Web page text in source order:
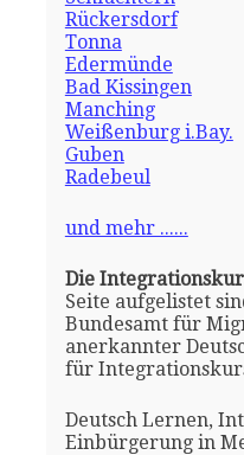
Rückersdorf
Tonna
Edermünde
Bad Kissingen
Manching
Weißenburg i.Bay.
Guben
Radebeul
und mehr ......
Die
Seite aufgelistet
Bundesamt für
anerkannter
für
Deutsch Lernen,
Einbürgerung in